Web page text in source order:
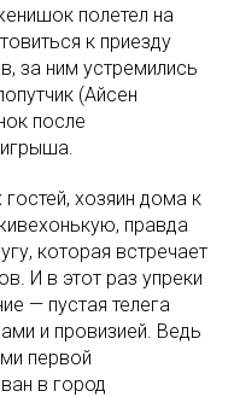
полетел на
к приезду
за ним устремились
(Айсен
после
хозяин дома к
правда
которая встречает
И в этот раз упреки
— пустая телега
и провизией. Ведь
первой
в город